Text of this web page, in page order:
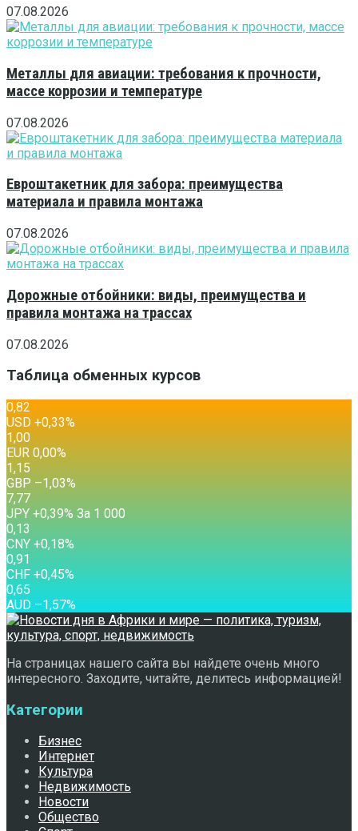
07.08.2026
Металлы для авиации: требования к прочности,
массе коррозии и температуре
07.08.2026
Евроштакетник для забора: преимущества
материала и правила монтажа
07.08.2026
Дорожные отбойники: виды, преимущества и
правила монтажа на трассах
07.08.2026
Таблица обменных курсов
0,82
USD +0,33%
1,00
EUR 0,00%
1,15
GBP –1,03%
7,77
JPY +0,39% За 1 000
0,13
CNY +0,18%
0,91
CHF +0,45%
0,65
AUD –1,57%
На страницах нашего сайта вы найдете очень много
интересного. Заходите, читайте, делитесь информацией!
Категории
Бизнес
Интернет
Культура
Недвижимость
Новости
Общество